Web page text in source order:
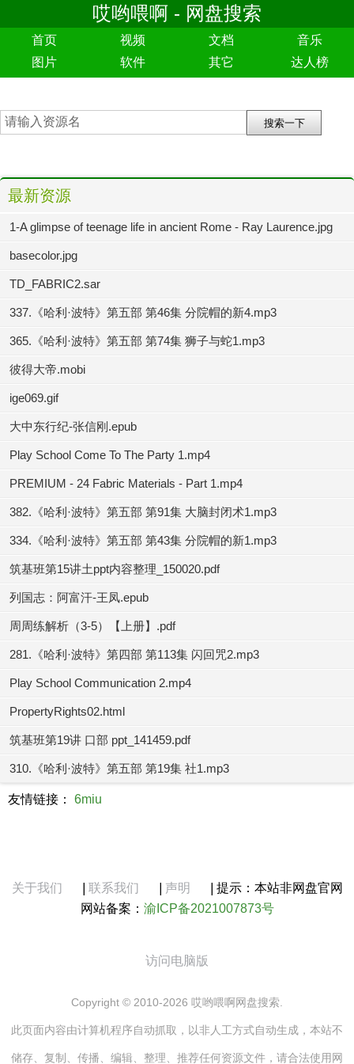
哎哟喂啊 - 网盘搜索
首页 视频 文档
音乐
图片
软件 其它 达人榜
最新资源
1-A glimpse of teenage life in ancient Rome - Ray Laurence.jpg
basecolor.jpg
TD_FABRIC2.sar
337.《哈利·波特》第五部 第46集 分院帽的新4.mp3
365.《哈利·波特》第五部 第74集 狮子与蛇1.mp3
彼得大帝.mobi
ige069.gif
大中东行纪-张信刚.epub
Play School Come To The Party 1.mp4
PREMIUM - 24 Fabric Materials - Part 1.mp4
382.《哈利·波特》第五部 第91集 大脑封闭术1.mp3
334.《哈利·波特》第五部 第43集 分院帽的新1.mp3
筑基班第15讲土ppt内容整理_150020.pdf
列国志：阿富汗-王凤.epub
周周练解析（3-5）【上册】.pdf
281.《哈利·波特》第四部 第113集 闪回咒2.mp3
Play School Communication 2.mp4
PropertyRights02.html
筑基班第19讲 口部 ppt_141459.pdf
310.《哈利·波特》第五部 第19集 社1.mp3
友情链接： 6miu
关于我们 联系我们 声明
提示：本站非网盘官网
网站备案： 渝ICP备2021007873号
访问电脑版
Copyright © 2010-2026 哎哟喂啊网盘搜索.
此页面内容由计算机程序自动抓取，以非人工方式自动生成，本站不
储存、复制、传播、编辑、整理、推荐任何资源文件，请合法使用网